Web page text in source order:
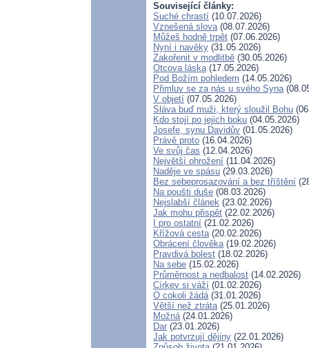
Související články:
Suché chrastí (10.07.2026)
Vznešená slova(08.07.2026)
Můžeš hodně trpět (07.06.2026)
Nyní i navěky (31.05.2026)
Zakořenit v modlitbě (30.05.2026)
Otcova láska(17.05.2026)
Pod Božím pohledem (14.05.2026)
Přimluv se za nás u svého Syna
V objetí (07.05.2026)
Sláva buď muži, který sloužil Bohu
Kdo stojí po jejich boku (04.05.2026)
Josefe, synu Davidův (01.05.2026)
Právě proto (16.04.2026)
Ve svůj čas (12.04.2026)
Největší ohrožení (11.04.2026)
Naděje ve spásu (29.03.2026)
Bez sebeprosazování a bez tříštění
Na poušti duše (08.03.2026)
Nejslabší článek (23.02.2026)
Jak mohu přispět (22.02.2026)
I pro ostatní (21.02.2026)
Křížová cesta(20.02.2026)
Obrácení člověka(19.02.2026)
Pravdivá bolest (18.02.2026)
Na sebe (15.02.2026)
Průměrnost a nedbalost (14.02.2026)
Církev si váží (01.02.2026)
O cokoli žádá(31.01.2026)
Větší než ztráta(25.01.2026)
Možná(24.01.2026)
Dar (23.01.2026)
Jak potvrzují dějiny (22.01.2026)